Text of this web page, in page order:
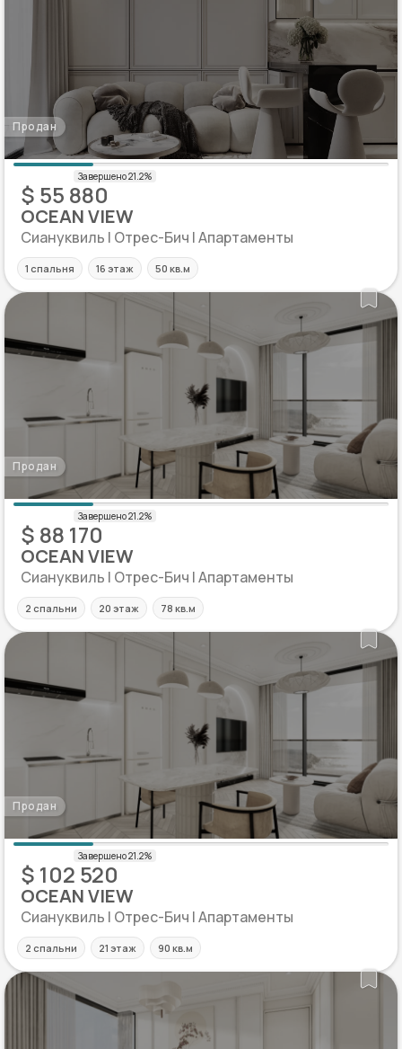
Продан
$ 55 880
OCEAN VIEW
Сиануквиль | Отрес-Бич | Апартаменты
1 спальня 16 этаж 50 кв.м
Продан
$ 88 170
OCEAN VIEW
Сиануквиль | Отрес-Бич | Апартаменты
2 спальни 20 этаж 78 кв.м
Продан
$ 102 520
OCEAN VIEW
Сиануквиль | Отрес-Бич | Апартаменты
2 спальни 21 этаж 90 кв.м